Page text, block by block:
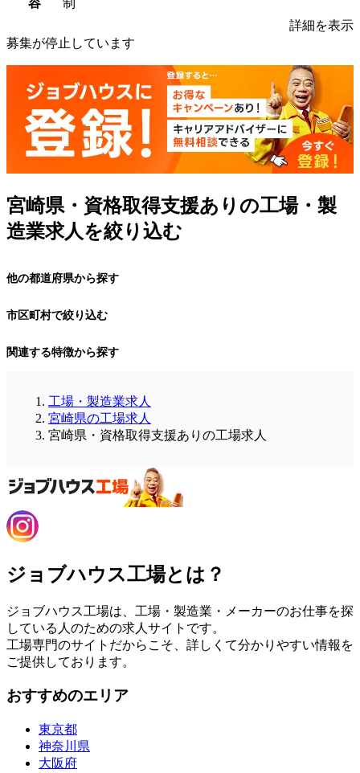
容
制
詳細を表示
募集が停止しています
宮崎県・資格取得支援ありの工場・製
造業求人を絞り込む
他の都道府県から探す
市区町村で絞り込む
関連する特徴から探す
工場・製造業求人
宮崎県の工場求人
宮崎県・資格取得支援ありの工場求人
ジョブハウス工場とは？
ジョブハウス工場は、工場・製造業・メーカーのお仕事を探
している人のための求人サイトです。
工場専門のサイトだからこそ、詳しくて分かりやすい情報を
ご提供しております。
おすすめのエリア
東京都
神奈川県
大阪府